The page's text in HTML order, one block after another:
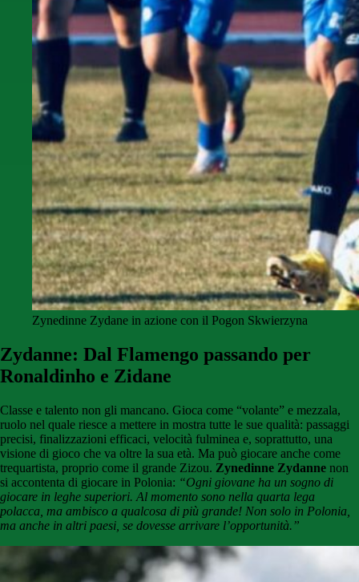
Zynedinne Zydane in azione con il Pogon Skwierzyna
Zydanne: Dal Flamengo passando per
Ronaldinho e Zidane
Classe e talento non gli mancano. Gioca come “volante” e mezzala,
ruolo nel quale riesce a mettere in mostra tutte le sue qualità: passaggi
precisi, finalizzazioni efficaci, velocità fulminea e, soprattutto, una
visione di gioco che va oltre la sua età. Ma può giocare anche come
trequartista, proprio come il grande Zizou. Zynedinne Zydanne non
si accontenta di giocare in Polonia: “Ogni giovane ha un sogno di
giocare in leghe superiori. Al momento sono nella quarta lega
polacca, ma ambisco a qualcosa di più grande! Non solo in Polonia,
ma anche in altri paesi, se dovesse arrivare l’opportunità.”